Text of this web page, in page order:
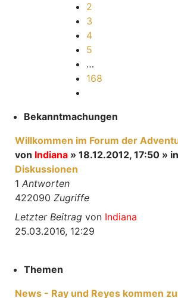
2
3
4
5
…
168
Bekanntmachungen
Willkommen im Forum der
von Indiana » 18.12.2012, 17:50 » in
Diskussionen
1 Antworten
422090 Zugriffe
Letzter Beitrag von Indiana
25.03.2016, 12:29
Themen
News - Ray und Reyes kommen